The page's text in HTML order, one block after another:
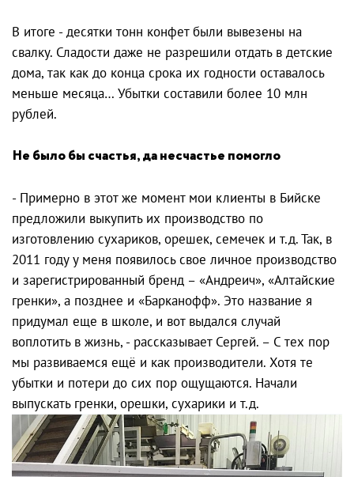
В итоге - десятки тонн конфет были вывезены на
свалку. Сладости даже не разрешили отдать в детские
дома, так как до конца срока их годности оставалось
меньше месяца… Убытки составили более 10 млн
рублей.
Не было бы счастья, да несчастье помогло
- Примерно в этот же момент мои клиенты в Бийске
предложили выкупить их производство по
изготовлению сухариков, орешек, семечек и т.д. Так, в
2011 году у меня появилось свое личное производство
и зарегистрированный бренд – «Андреич», «Алтайские
гренки», а позднее и «Барканофф». Это название я
придумал еще в школе, и вот выдался случай
воплотить в жизнь, - рассказывает Сергей. – С тех пор
мы развиваемся ещё и как производители. Хотя те
убытки и потери до сих пор ощущаются. Начали
выпускать гренки, орешки, сухарики и т.д.